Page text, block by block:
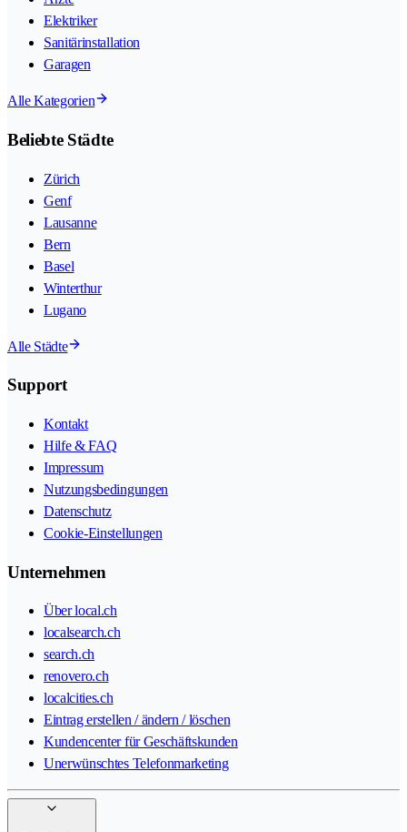
Elektriker
Sanitärinstallation
Garagen
Alle Kategorien
Beliebte Städte
Zürich
Genf
Lausanne
Bern
Basel
Winterthur
Lugano
Alle Städte
Support
Kontakt
Hilfe & FAQ
Impressum
Nutzungsbedingungen
Datenschutz
Cookie-Einstellungen
Unternehmen
Über local.ch
localsearch.ch
search.ch
renovero.ch
localcities.ch
Eintrag erstellen / ändern / löschen
Kundencenter für Geschäftskunden
Unerwünschtes Telefonmarketing